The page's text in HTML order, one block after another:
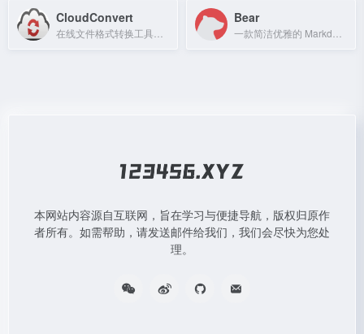
CloudConvert Bear
本网站内容源自互联网，旨在学习与便捷导航，版权归原作
者所有。如需帮助，请发送邮件给我们，我们会尽快为您处
理。